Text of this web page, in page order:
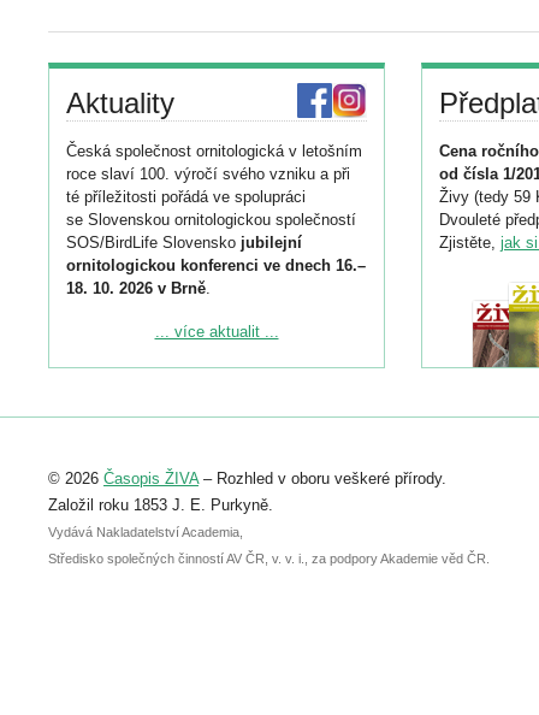
Aktuality
Česká společnost ornitologická v letošním
roce slaví 100. výročí svého vzniku a při
té příležitosti pořádá ve spolupráci
se Slovenskou ornitologickou společností
SOS/BirdLife Slovensko jubilejní
ornitologickou konferenci ve dnech 16.–
18. 10. 2026 v Brně.
Podrobnější informace ke konferenci
Registrovat se můžete do 6. září.
abstraktu přihlášené přednášky nebo
posteru je už 30. června.
... více aktualit ...
Cena
od čísla 1/
Živy (tedy 59
Dvouleté
Zjistěte, jak
© 2026 Časopis ŽIVA– Rozhled v oboru veškeré přírody.
Založil roku 1853 J. E. Purkyně.
Vydává Nakladatelství Academia,
Středisko společných činností AV ČR, v. v. i., za podpory Akademie věd ČR.